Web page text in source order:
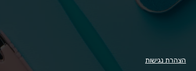
הצהרת נגישות